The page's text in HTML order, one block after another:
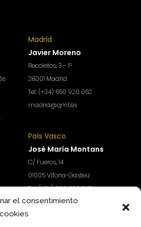
el consentimiento
Madrid
Javier Moreno
Recoletos, 3 - 1º
28001 Madrid
Tel: (+34) 650 920 062
madrid@qmt.es
País Vasco
José María Montans
C/ Fueros, 14
01005 Vitoria-Gasteiz
Tel: (+34) 690 690 745
paisvasco@qmt.es